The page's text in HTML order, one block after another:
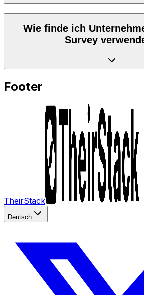
Wie finde ich
Survey
Footer
TheirStack
Deutsch